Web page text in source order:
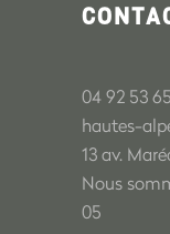
04 92 53
hautes-
13 av.
Nous
05